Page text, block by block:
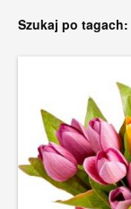
Szukaj po tagach: